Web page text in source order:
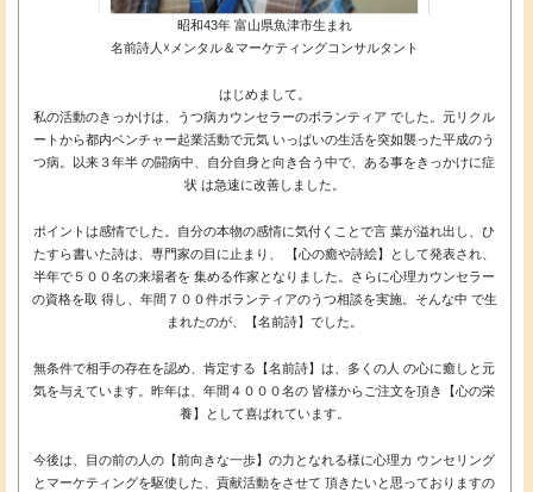
昭和43年 富山県魚津市生まれ
名前詩人☓メンタル＆マーケティングコンサルタント
はじめまして。
私の活動のきっかけは、うつ病カウンセラーのボランティア でした。元リクル
ートから都内ベンチャー起業活動で元気 いっぱいの生活を突如襲った平成のう
つ病。以来３年半 の闘病中、自分自身と向き合う中で、ある事をきっかけに症
状 は急速に改善しました。
ポイントは感情でした。自分の本物の感情に気付くことで言 葉が溢れ出し、ひ
たすら書いた詩は、専門家の目に止まり、 【心の癒や詩絵】として発表され、
半年で５００名の来場者を 集める作家となりました。さらに心理カウンセラー
の資格を取 得し、年間７００件ボランティアのうつ相談を実施。そんな中 で生
まれたのが、【名前詩】でした。
無条件で相手の存在を認め、肯定する【名前詩】は、多くの人 の心に癒しと元
気を与えています。昨年は、年間４０００名の 皆様からご注文を頂き【心の栄
養】として喜ばれています。
今後は、目の前の人の【前向きな一歩】の力となれる様に心理カ ウンセリング
とマーケティングを駆使した、貢献活動をさせて 頂きたいと思っておりますの